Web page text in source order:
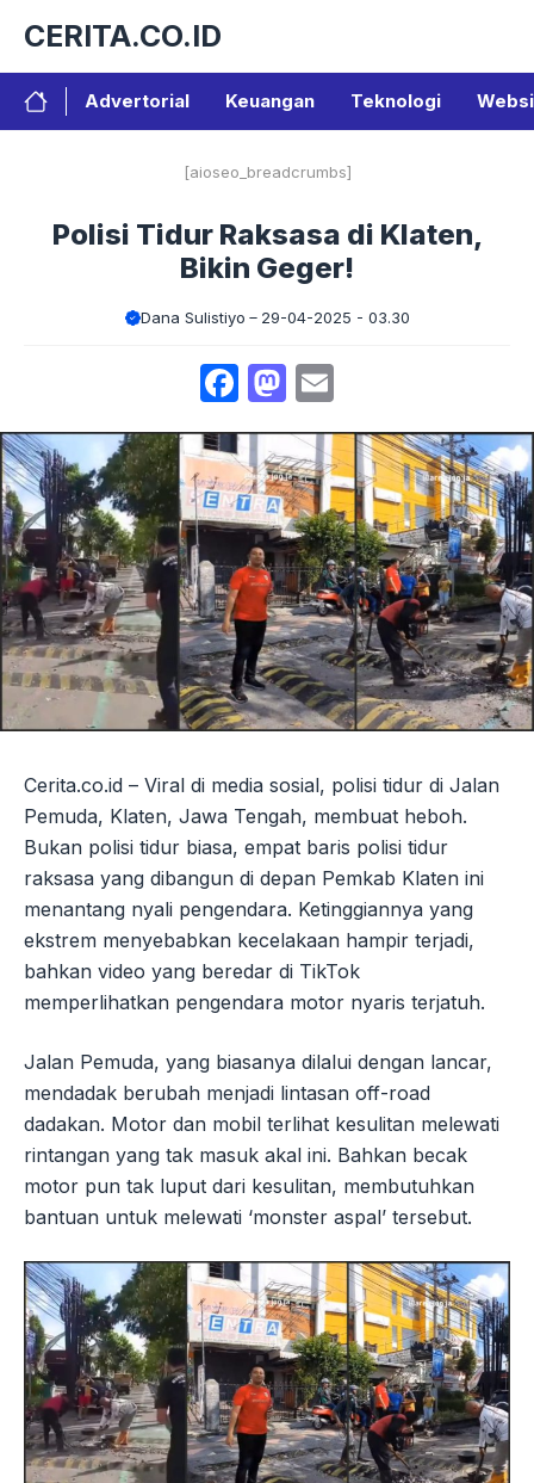
isi
CERITA.CO.ID
Advertorial Keuangan Teknologi
[aioseo_breadcrumbs]
Polisi Tidur Raksasa di Klaten,
Bikin Geger!
Dana Sulistiyo 29-04-2025 - 03.30
Facebook
Mastodon
Cerita.co.id – Viral di media sosial, polisi tidur di Jalan
Pemuda, Klaten, Jawa Tengah, membuat heboh.
Bukan polisi tidur biasa, empat baris polisi tidur
raksasa yang dibangun di depan Pemkab Klaten ini
menantang nyali pengendara. Ketinggiannya yang
ekstrem menyebabkan kecelakaan hampir terjadi,
bahkan video yang beredar di TikTok
memperlihatkan pengendara motor nyaris terjatuh.
Jalan Pemuda, yang biasanya dilalui dengan lancar,
mendadak berubah menjadi lintasan off-road
dadakan. Motor dan mobil terlihat kesulitan melewati
rintangan yang tak masuk akal ini. Bahkan becak
motor pun tak luput dari kesulitan, membutuhkan
bantuan untuk melewati ‘monster aspal’ tersebut.